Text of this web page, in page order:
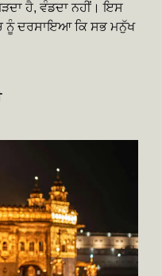
ਹੈ, ਵੰਡਦਾ ਨਹੀਂ। ਇਸ
ਨੂੰ ਦਰਸਾਇਆ ਕਿ ਸਭ ਮਨੁੱਖ